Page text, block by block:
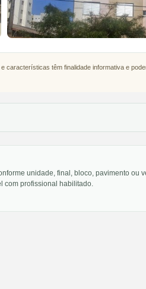
características têm finalidade informativa e
unidade, final, bloco, pavimento
com profissional habilitado.